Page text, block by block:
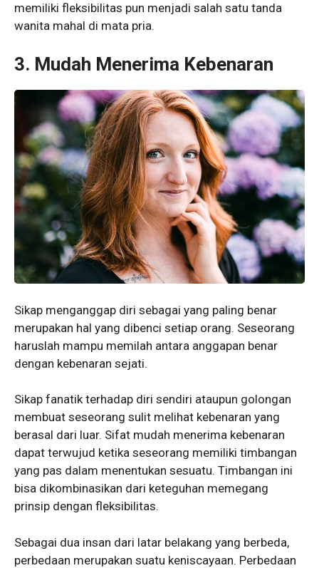
memiliki fleksibilitas pun menjadi salah satu tanda
wanita mahal di mata pria.
3. Mudah Menerima Kebenaran
Sikap menganggap diri sebagai yang paling benar
merupakan hal yang dibenci setiap orang. Seseorang
haruslah mampu memilah antara anggapan benar
dengan kebenaran sejati.
Sikap fanatik terhadap diri sendiri ataupun golongan
membuat seseorang sulit melihat kebenaran yang
berasal dari luar. Sifat mudah menerima kebenaran
dapat terwujud ketika seseorang memiliki timbangan
yang pas dalam menentukan sesuatu. Timbangan ini
bisa dikombinasikan dari keteguhan memegang
prinsip dengan fleksibilitas.
Sebagai dua insan dari latar belakang yang berbeda,
perbedaan merupakan suatu keniscayaan. Perbedaan